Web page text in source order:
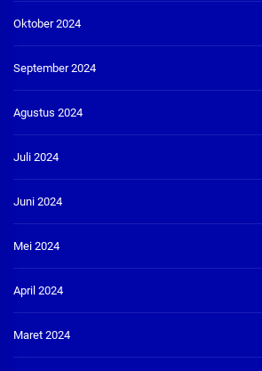
Oktober 2024
September 2024
Agustus 2024
Juli 2024
Juni 2024
Mei 2024
April 2024
Maret 2024